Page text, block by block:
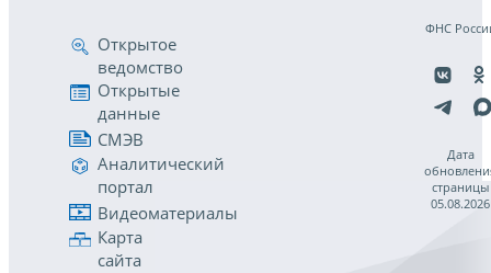
Открытое
ведомство
Открытые
данные
СМЭВ
Аналитический
портал
Видеоматериалы
Карта
сайта
ФНС
Дата
страницы
05.08.2026